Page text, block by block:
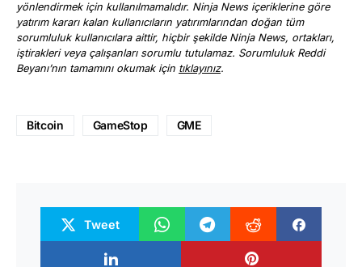
yönlendirmek için kullanılmamalıdır. Ninja News içeriklerine göre
yatırım kararı kalan kullanıcıların yatırımlarından doğan tüm
sorumluluk kullanıcılara aittir, hiçbir şekilde Ninja News, ortakları,
iştirakleri veya çalışanları sorumlu tutulamaz. Sorumluluk Reddi
Beyanı’nın tamamını okumak için tıklayınız.
Bitcoin GameStop GME
Tweet